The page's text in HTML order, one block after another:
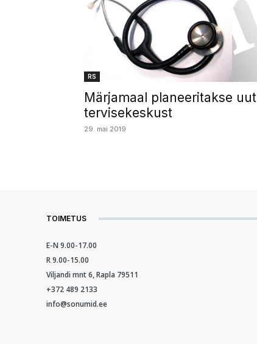
RS
Märjamaal planeeritakse uut
tervisekeskust
29. mai 2019
TOIMETUS
E-N 9.00-17.00
R 9.00-15.00
Viljandi mnt 6, Rapla 79511
+372 489 2133
info@sonumid.ee